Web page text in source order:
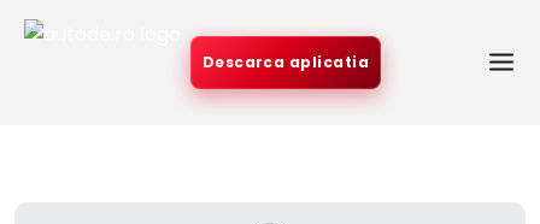
Descarca aplicatia